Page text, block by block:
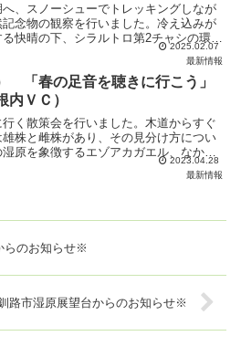
、スノーシューでトレッキングしなが
念物の観察を行いました。冷え込みが
快晴の下、シラルトロ第2チャシの環濠
ルトロ湖を左側に見ながら森... 2025.02.07
最新情報
「春の足音を聴きに行こう」
内ＶＣ）
く散策会を行いました。木道からすぐ
株と雌株があり、その見分け方につい
原を象徴するエゾアカガエル、なかな
鳴声はいたるところから響いて...2023.04.28
最新情報
らのお知らせ※
路市湿原展望台からのお知らせ※